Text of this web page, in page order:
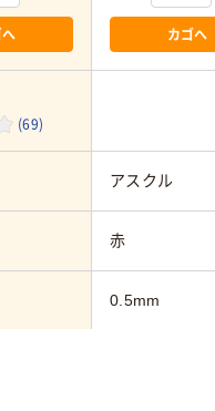
カゴへ
(69)
アスクル
赤
0.5mm